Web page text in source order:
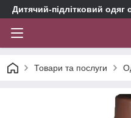
Дитячий-підлітковий
Товари та послуги